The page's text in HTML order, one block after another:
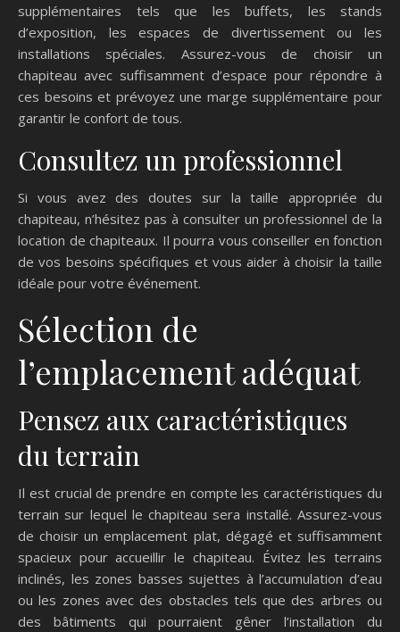
supplémentaires tels que les buffets, les stands
d’exposition, les espaces de divertissement ou les
installations spéciales. Assurez-vous de choisir un
chapiteau avec suffisamment d’espace pour répondre à
ces besoins et prévoyez une marge supplémentaire pour
garantir le confort de tous.
Consultez un professionnel
Si vous avez des doutes sur la taille appropriée du
chapiteau, n’hésitez pas à consulter un professionnel de la
location de chapiteaux. Il pourra vous conseiller en fonction
de vos besoins spécifiques et vous aider à choisir la taille
idéale pour votre événement.
Sélection de
l’emplacement adéquat
Pensez aux caractéristiques
du terrain
Il est crucial de prendre en compte les caractéristiques du
terrain sur lequel le chapiteau sera installé. Assurez-vous
de choisir un emplacement plat, dégagé et suffisamment
spacieux pour accueillir le chapiteau. Évitez les terrains
inclinés, les zones basses sujettes à l’accumulation d’eau
ou les zones avec des obstacles tels que des arbres ou
des bâtiments qui pourraient gêner l’installation du